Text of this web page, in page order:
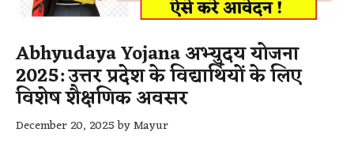
Abhyudaya Yojana अभ्युदय योजना
2025: उत्तर प्रदेश के विद्यार्थियों के लिए
विशेष शैक्षणिक अवसर
December 20, 2025byMayur